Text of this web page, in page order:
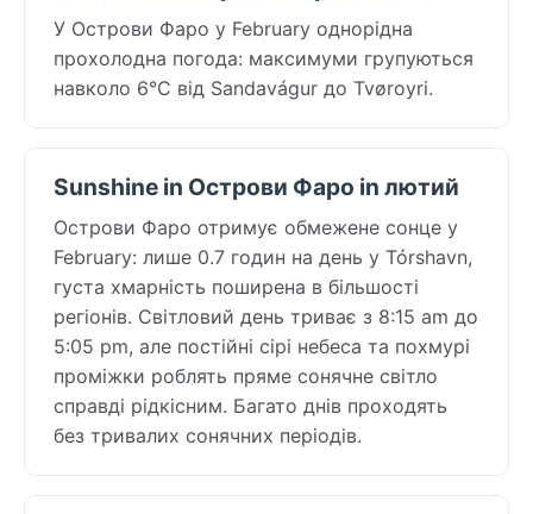
У Острови Фаро у February однорідна
прохолодна погода: максимуми групуються
навколо 6°C від Sandavágur до Tvøroyri.
Sunshine in Острови Фаро in лютий
Острови Фаро отримує обмежене сонце у
February: лише 0.7 годин на день у Tórshavn,
густа хмарність поширена в більшості
регіонів. Світловий день триває з 8:15 am до
5:05 pm, але постійні сірі небеса та похмурі
проміжки роблять пряме сонячне світло
справді рідкісним. Багато днів проходять
без тривалих сонячних періодів.